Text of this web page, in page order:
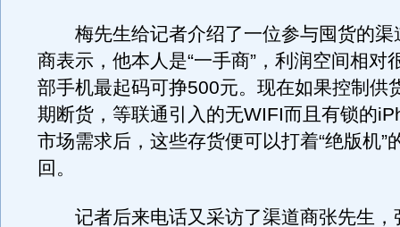
梅先生给记者介绍了一位参与囤货的渠
商表示，他本人是“一手商”，利润空间相对
部手机最起码可挣500元。现在如果控制供
期断货，等联通引入的无WIFI而且有锁的
市场需求后，这些存货便可以打着“绝版机”
回。
记者后来电话又采访了渠道商张先生，